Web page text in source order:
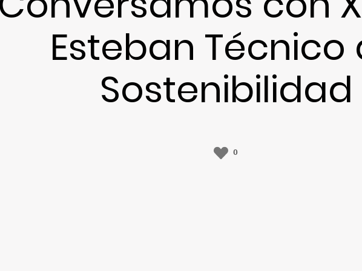
Esteban Técnico
Sostenibilidad
0